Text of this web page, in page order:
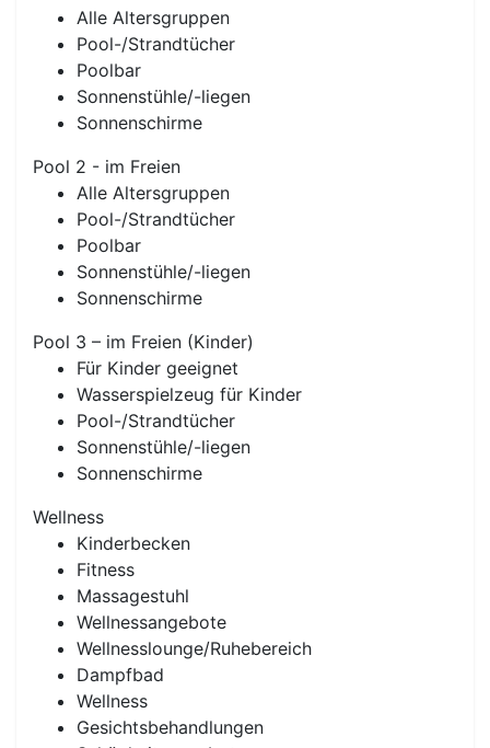
Alle Altersgruppen
Pool-/Strandtücher
Poolbar
Sonnenstühle/-liegen
Sonnenschirme
Pool 2 - im Freien
Alle Altersgruppen
Pool-/Strandtücher
Poolbar
Sonnenstühle/-liegen
Sonnenschirme
Pool 3 – im Freien (Kinder)
Für Kinder geeignet
Wasserspielzeug für Kinder
Pool-/Strandtücher
Sonnenstühle/-liegen
Sonnenschirme
Wellness
Kinderbecken
Fitness
Massagestuhl
Wellnessangebote
Wellnesslounge/Ruhebereich
Dampfbad
Wellness
Gesichtsbehandlungen